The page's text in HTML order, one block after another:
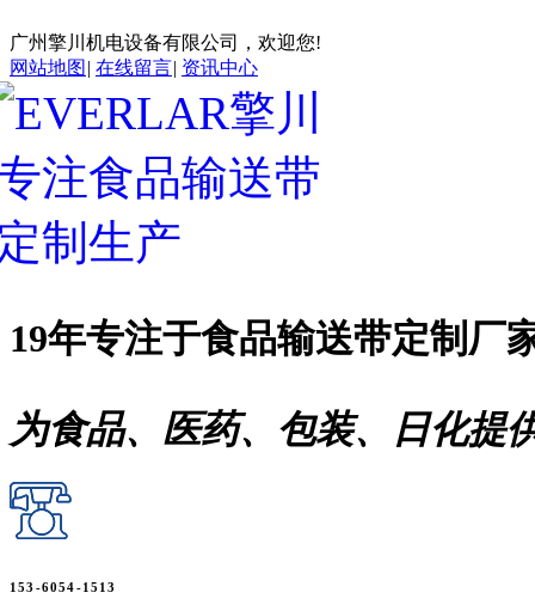
广州擎川机电设备有限公司，欢迎您!
网站地图 | 在线留言| 资讯中心
19年专注于食品输送带定制厂
为食品、医药、包装、日化提
153-6054-1513